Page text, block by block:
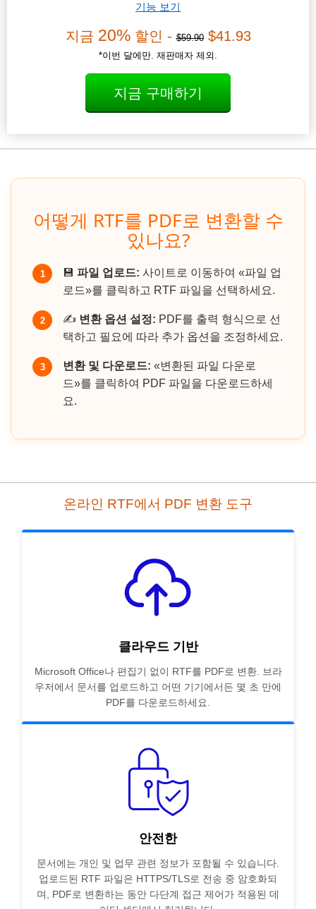
기능 보기
지금 20%할인 -$59.90$41.93
*이번 달에만. 재판매자 제외.
지금 구매하기
어떻게 RTF를 PDF로 변환할 수
있나요?
1 💾 파일 업로드: 사이트로 이동하여 «파일 업
로드»를 클릭하고 RTF 파일을 선택하세요.
2 ✍️ 변환 옵션 설정: PDF를 출력 형식으로 선
택하고 필요에 따라 추가 옵션을 조정하세요.
3 변환 및 다운로드: «변환된 파일 다운로
드»를 클릭하여 PDF 파일을 다운로드하세
요.
온라인 RTF에서 PDF 변환 도구
클라우드 기반
Microsoft Office나 편집기 없이 RTF를 PDF로 변환. 브라
우저에서 문서를 업로드하고 어떤 기기에서든 몇 초 만에
PDF를 다운로드하세요.
안전한
문서에는 개인 및 업무 관련 정보가 포함될 수 있습니다.
업로드된 RTF 파일은 HTTPS/TLS로 전송 중 암호화되
며, PDF로 변환하는 동안 다단계 접근 제어가 적용된 데